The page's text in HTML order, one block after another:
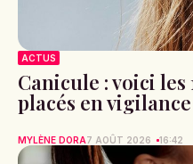
ACTUS
Canicule : voici les
placés en
MYLÈNE DORA7 AOÛT 2026 16:42